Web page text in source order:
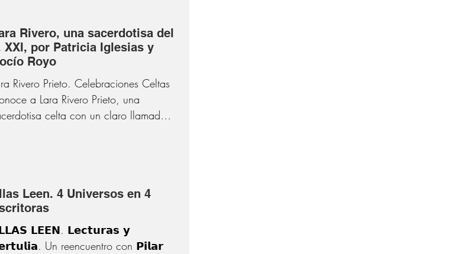
Rivero, una sacerdotisa del
XXI, por Patricia Iglesias y
Royo
Rivero Prieto. Celebraciones Celtas
a Lara Rivero Prieto, una
celta con un claro llamado:
Leen. 4 Universos en 4
𝗟𝗘𝗘𝗡. 𝗟𝗲𝗰𝘁𝘂𝗿𝗮𝘀 𝘆
Un reencuentro con 𝗣𝗶𝗹𝗮𝗿